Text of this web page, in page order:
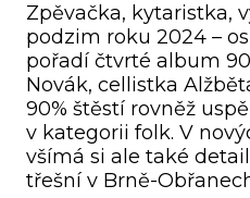
Zpěvačka, kytaristka,
podzim roku 2024 –
pořadí čtvrté album
Novák, cellistka
90% štěstí rovněž
v kategorii folk. V
všímá si ale také
třešní v Brně-